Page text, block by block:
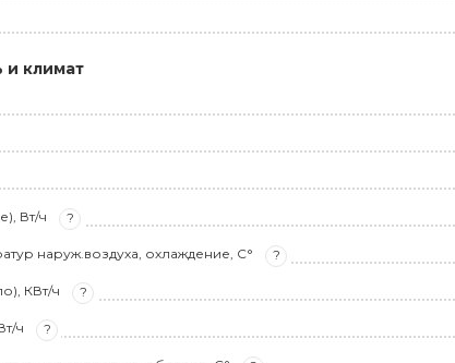
и климат
Вт/ч ?
наруж.воздуха, охлаждение, С° ?
КВт/ч ?
ч ?